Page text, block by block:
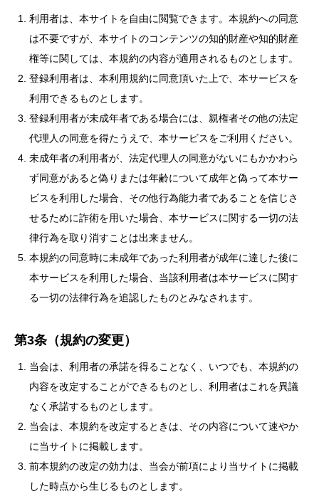
利用者は、本サイトを自由に閲覧できます。本規約への同意
は不要ですが、本サイトのコンテンツの知的財産や知的財産
権等に関しては、本規約の内容が適用されるものとします。
登録利用者は、本利用規約に同意頂いた上で、本サービスを
利用できるものとします。
登録利用者が未成年者である場合には、親権者その他の法定
代理人の同意を得たうえで、本サービスをご利用ください。
未成年者の利用者が、法定代理人の同意がないにもかかわら
ず同意があると偽りまたは年齢について成年と偽って本サー
ビスを利用した場合、その他行為能力者であることを信じさ
せるために詐術を用いた場合、本サービスに関する一切の法
律行為を取り消すことは出来ません。
本規約の同意時に未成年であった利用者が成年に達した後に
本サービスを利用した場合、当該利用者は本サービスに関す
る一切の法律行為を追認したものとみなされます。
第3条（規約の変更）
当会は、利用者の承諾を得ることなく、いつでも、本規約の
内容を改定することができるものとし、利用者はこれを異議
なく承諾するものとします。
当会は、本規約を改定するときは、その内容について速やか
に当サイトに掲載します。
前本規約の改定の効力は、当会が前項により当サイトに掲載
した時点から生じるものとします。